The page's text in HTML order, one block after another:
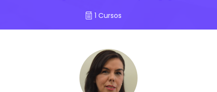
1 Cursos